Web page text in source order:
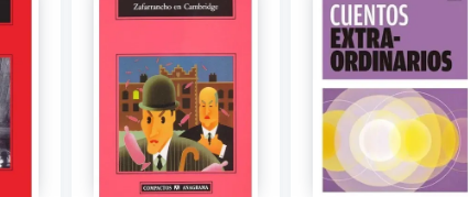
Escribir comentario